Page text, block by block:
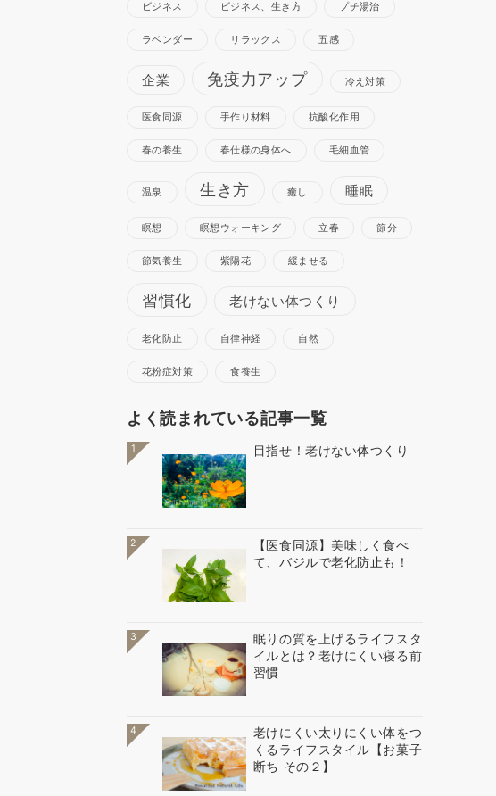
ビジネス ビジネス、生き方 プチ湯治
ラベンダー リラックス 五感
企業 免疫力アップ 冷え対策
医食同源 手作り材料 抗酸化作用
春の養生 春仕様の身体へ 毛細血管
温泉 生き方 癒し 睡眠
瞑想 瞑想ウォーキング 立春 節分
節気養生 紫陽花 緩ませる
習慣化 老けない体つくり
老化防止 自律神経 自然
花粉症対策 食養生
よく読まれている記事一覧
1 目指せ！老けない体つくり
2
【医食同源】美味しく食べ
て、バジルで老化防止も！
3
眠りの質を上げるライフスタ
イルとは？老けにくい寝る前
習慣
4
老けにくい太りにくい体をつ
くるライフスタイル【お菓子
断ち その２】